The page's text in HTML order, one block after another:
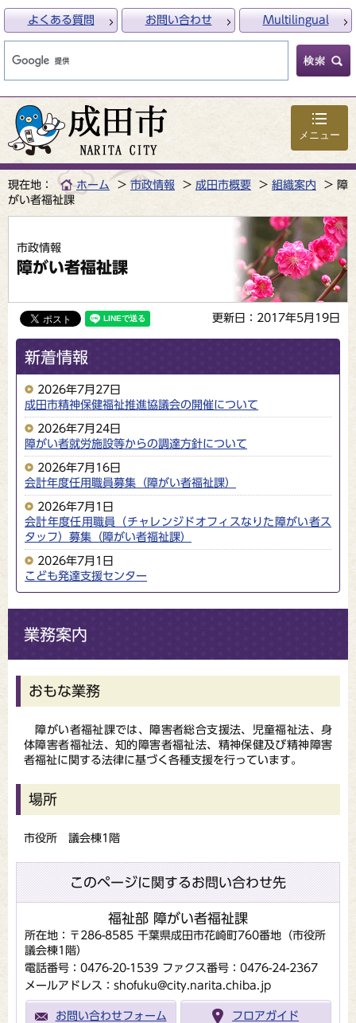
メニュー
よくある質問 お問い合わせ Multilingual
現在地： ホーム 市政情報 成田市概要 組織案内
障
がい者福祉課
市政情報
障がい者福祉課
更新日：2017年5月19日
新着情報
2026年7月27日
成田市精神保健福祉推進協議会の開催について
2026年7月24日
障がい者就労施設等からの調達方針について
2026年7月16日
会計年度任用職員募集（障がい者福祉課）
2026年7月1日
会計年度任用職員（チャレンジドオフィスなりた障がい者ス
タッフ）募集（障がい者福祉課）
2026年7月1日
こども発達支援センター
業務案内
おもな業務
障がい者福祉課では、障害者総合支援法、児童福祉法、身
体障害者福祉法、知的障害者福祉法、精神保健及び精神障害
者福祉に関する法律に基づく各種支援を行っています。
場所
市役所 議会棟1階
このページに関するお問い合わせ先
福祉部 障がい者福祉課
所在地：〒286-8585 千葉県成田市花崎町760番地（市役所
議会棟1階）
電話番号：0476-20-1539 ファクス番号：0476-24-2367
メールアドレス：shofuku@city.narita.chiba.jp
お問い合わせフォーム フロアガイド